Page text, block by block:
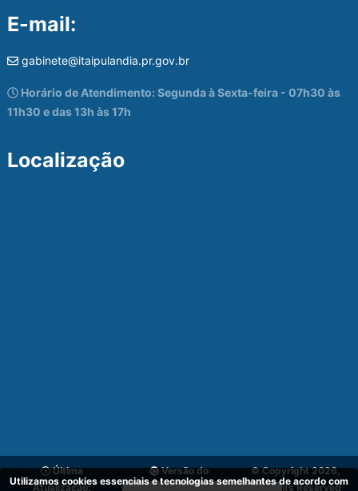
E-mail:
gabinete@itaipulandia.pr.gov.br
Horário de Atendimento: Segunda à Sexta-feira - 07h30 às
11h30 e das 13h às 17h
Localização
Última
Atualização:
Versão do
Sistema:v_1.1
© Copyright 2026,
All Rights Reserved
Utilizamos cookies essenciais e tecnologias semelhantes de acordo com